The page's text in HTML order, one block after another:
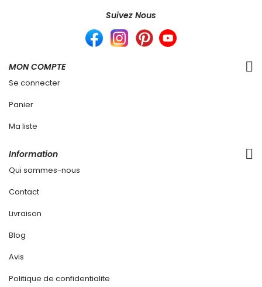
Suivez Nous
MON COMPTE
Se connecter
Panier
Ma liste
Information
Qui sommes-nous
Contact
Livraison
Blog
Avis
Politique de confidentialite